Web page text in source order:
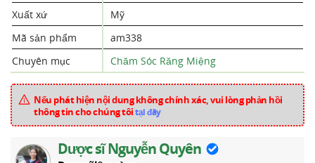
Xuất xứ
Mỹ
Mã sản phẩm
am338
Chuyên mục
Chăm Sóc Răng Miệng
Nếu phát hiện nội dung không chính xác, vui lòng phản hồi
thông tin cho chúng tôitại đây
Dược sĩ Nguyễn Quyên